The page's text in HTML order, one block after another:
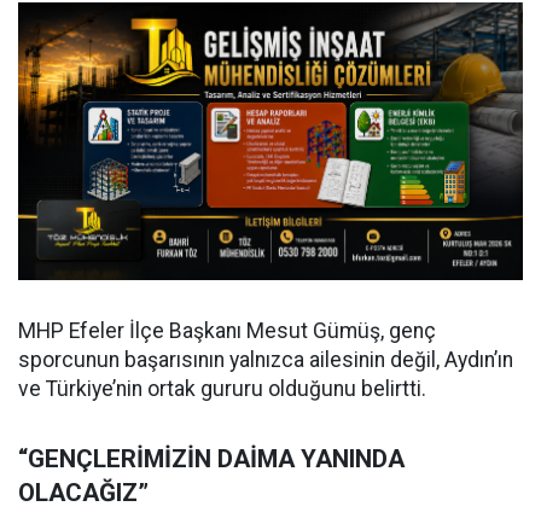
MHP Efeler İlçe Başkanı Mesut Gümüş, genç
sporcunun başarısının yalnızca ailesinin değil, Aydın’ın
ve Türkiye’nin ortak gururu olduğunu belirtti.
“GENÇLERİMİZİN DAİMA YANINDA
OLACAĞIZ”